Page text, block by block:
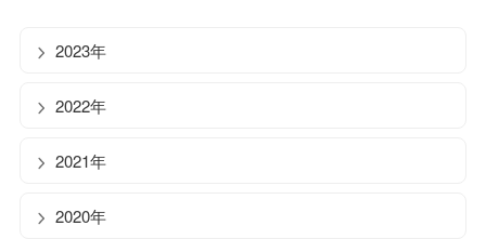
2023年
2022年
2021年
2020年